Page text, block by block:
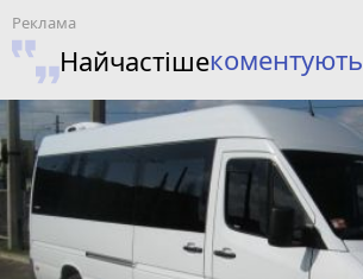
Найчастішекоментують